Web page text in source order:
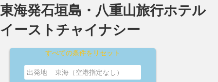
東海発石垣島・八重山旅行ホテル
イーストチャイナシー
すべての条件をリセット
出発地
東海（空港指定なし）